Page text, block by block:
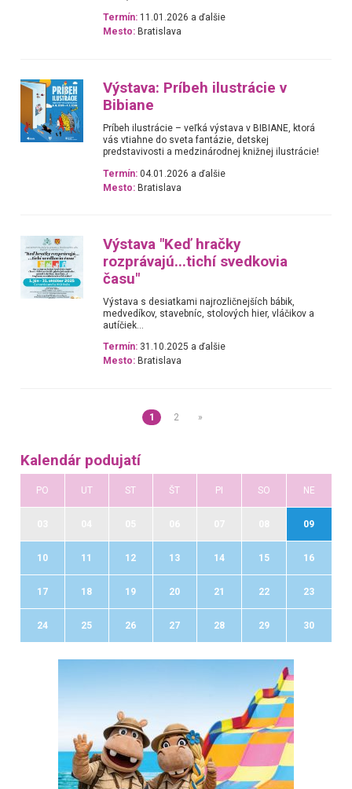
Termín: 11.01.2026 a ďalšie
Mesto: Bratislava
Výstava: Príbeh ilustrácie v
Bibiane
Príbeh ilustrácie – veľká výstava v BIBIANE, ktorá
vás vtiahne do sveta fantázie, detskej
predstavivosti a medzinárodnej knižnej ilustrácie!
Termín: 04.01.2026 a ďalšie
Mesto: Bratislava
Výstava "Keď hračky
rozprávajú...tichí svedkovia
času"
Výstava s desiatkami najrozličnejších bábik,
medvedíkov, stavebníc, stolových hier, vláčikov a
autíčiek...
Termín: 31.10.2025 a ďalšie
Mesto: Bratislava
1 2 »
Kalendár podujatí
PO UT ST ŠT PI SO NE
09
10 11 12 13 14 15 16
17 18 19 20 21 22 23
24 25 26 27 28 29 30